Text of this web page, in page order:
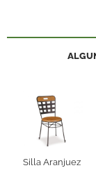
Silla Aranjuez